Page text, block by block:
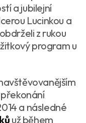
a jubilejní
Lucinkou a
z rukou
program u
a následné
už během